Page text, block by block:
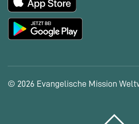
© 2026 Evangelische Mission